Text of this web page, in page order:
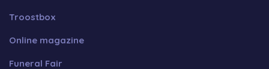
Troostbox
Online magazine
Funeral Fair